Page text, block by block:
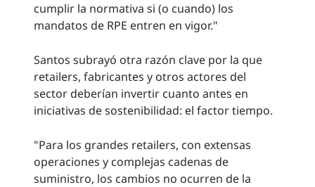
cumplir la normativa si (o cuando) los
mandatos de RPE entren en vigor."
Santos subrayó otra razón clave por la que
retailers, fabricantes y otros actores del
sector deberían invertir cuanto antes en
iniciativas de sostenibilidad: el factor tiempo.
"Para los grandes retailers, con extensas
operaciones y complejas cadenas de
suministro, los cambios no ocurren de la